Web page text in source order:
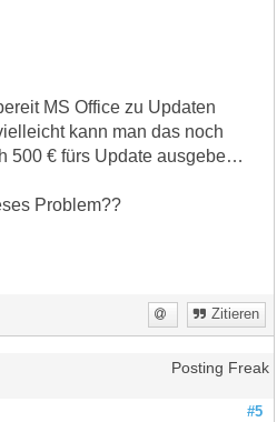
MS Office zu Updaten
kann man das noch
500 € fürs Update ausgebe…
Problem??
Zitieren
Posting Freak
#5